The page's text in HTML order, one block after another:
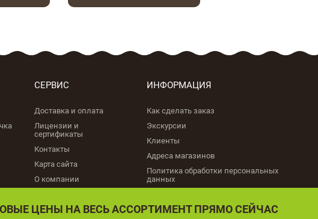
СЕРВИС
Доставка и оплата
Лицензии и
сертификаты
Контакты
Карта сайта
О компании
ИНФОРМАЦИЯ
Как сделать заказ
Экскурсии
Клиенты
Адреса магазинов
Политика обработки персональных
данных
ЦЕНЫ НА ВЕСЬ АССОРТИМЕНТ ПРЯМО СЕЙЧАС